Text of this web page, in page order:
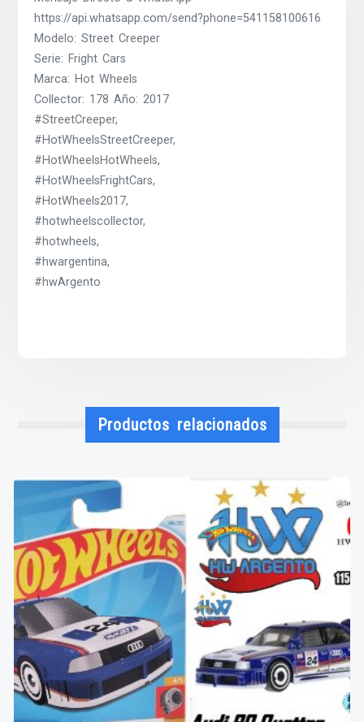
https://api.whatsapp.com/send?phone=541158100616
Modelo: Street Creeper
Serie: Fright Cars
Marca: Hot Wheels
Collector: 178 Año: 2017
#StreetCreeper,
#HotWheelsStreetCreeper,
#HotWheelsHotWheels,
#HotWheelsFrightCars,
#HotWheels2017,
#hotwheelscollector,
#hotwheels,
#hwargentina,
#hwArgento
Productos relacionados